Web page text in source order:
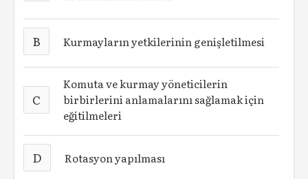
B Kurmayların yetkilerinin genişletilmesi
C
Komuta ve kurmay yöneticilerin
birbirlerini anlamalarını sağlamak için
eğitilmeleri
D Rotasyon yapılması